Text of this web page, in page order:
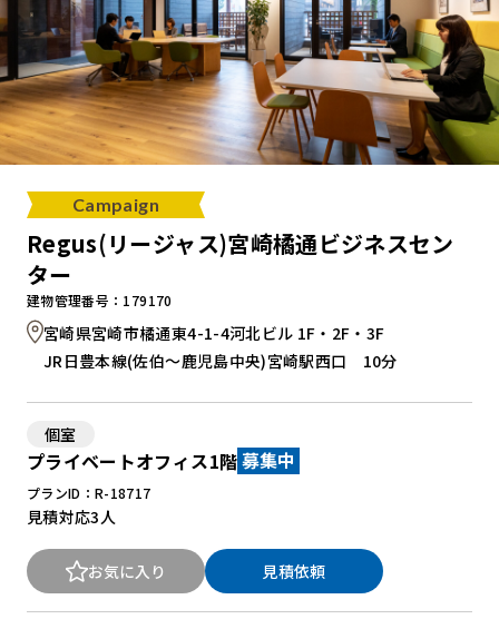
Campaign
Regus(リージャス)宮崎橘通ビジネスセン
ター
建物管理番号：179170
宮崎県宮崎市橘通東4-1-4河北ビル 1F・2F・3F
JR日豊本線(佐伯～鹿児島中央)宮崎駅西口 10分
個室
プライベートオフィス1階 募集中
プランID：R-18717
見積対応3人
お気に入り 見積依頼